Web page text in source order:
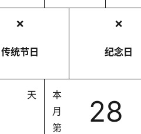
❌
传统节日
❌
纪念日
天
本
月
第
28